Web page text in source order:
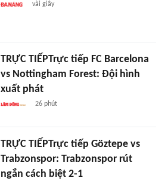
vài giây
TRỰC TIẾPTrực tiếp FC Barcelona
vs Nottingham Forest: Đội hình
xuất phát
26 phút
TRỰC TIẾPTrực tiếp Göztepe vs
Trabzonspor: Trabzonspor rút
ngắn cách biệt 2-1